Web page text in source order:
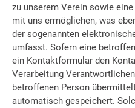
zu unserem Verein sowie
mit uns ermöglichen, was
der sogenannten
umfasst. Sofern eine
ein Kontaktformular den
Verarbeitung
betroffenen Person
automatisch gespeichert.